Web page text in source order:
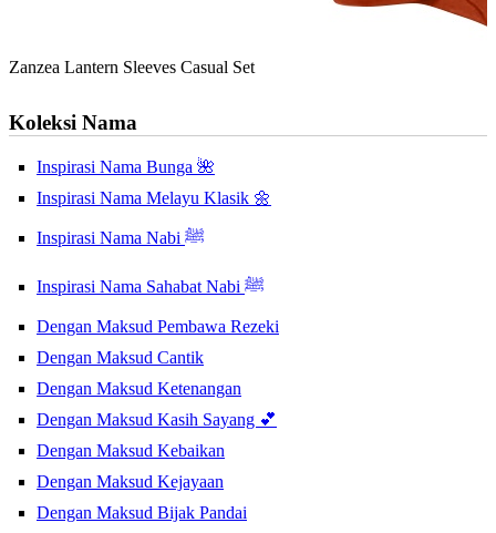
Zanzea Lantern Sleeves Casual Set
Koleksi Nama
Inspirasi Nama Bunga 🌺
Inspirasi Nama Melayu Klasik 🌼
Inspirasi Nama Nabi ﷺ
Inspirasi Nama Sahabat Nabi ﷺ
Dengan Maksud Pembawa Rezeki
Dengan Maksud Cantik
Dengan Maksud Ketenangan
Dengan Maksud Kasih Sayang 💕
Dengan Maksud Kebaikan
Dengan Maksud Kejayaan
Dengan Maksud Bijak Pandai